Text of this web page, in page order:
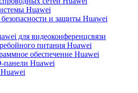
Huawei
и защиты Huawei
для видеоконференцсвязи
питания Huawei
обеспечение Huawei
Huawei